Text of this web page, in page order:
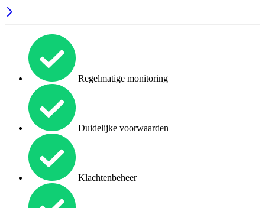
Regelmatige monitoring
Duidelijke voorwaarden
Klachtenbeheer